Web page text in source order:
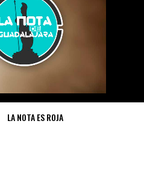
LA NOTA ES ROJA